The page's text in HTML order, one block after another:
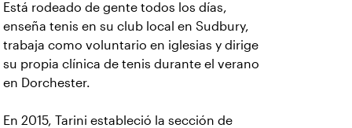
Está rodeado de gente todos los días,
enseña tenis en su club local en Sudbury,
trabaja como voluntario en iglesias y dirige
su propia clínica de tenis durante el verano
en Dorchester.
En 2015, Tarini estableció la sección de